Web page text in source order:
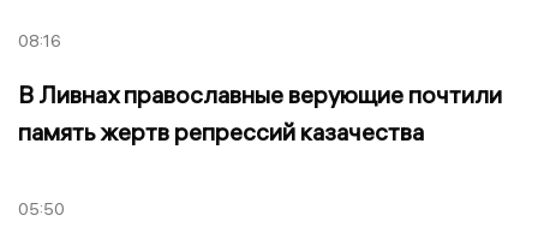
08:16
В Ливнах православные верующие почтили
память жертв репрессий казачества
05:50